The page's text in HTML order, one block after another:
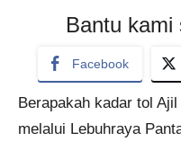
Bantu kami
Facebook
Berapakah kadar tol
melalui Lebuhraya